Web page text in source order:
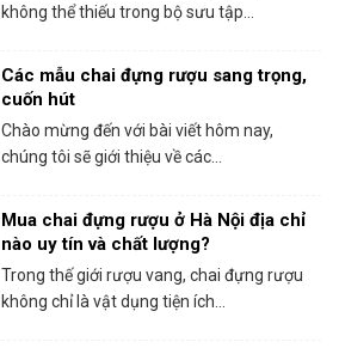
không thể thiếu trong bộ sưu tập...
Các mẫu chai đựng rượu sang trọng,
cuốn hút
Chào mừng đến với bài viết hôm nay,
chúng tôi sẽ giới thiệu về các...
Mua chai đựng rượu ở Hà Nội địa chỉ
nào uy tín và chất lượng?
Trong thế giới rượu vang, chai đựng rượu
không chỉ là vật dụng tiện ích...